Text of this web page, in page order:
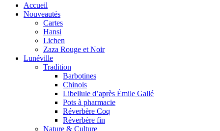
Accueil
Nouveautés
Cartes
Hansi
Lichen
Zaza Rouge et Noir
Lunéville
Tradition
Barbotines
Chinois
Libellule d’après Émile Gallé
Pots à pharmacie
Réverbère Coq
Réverbère fin
Nature & Culture